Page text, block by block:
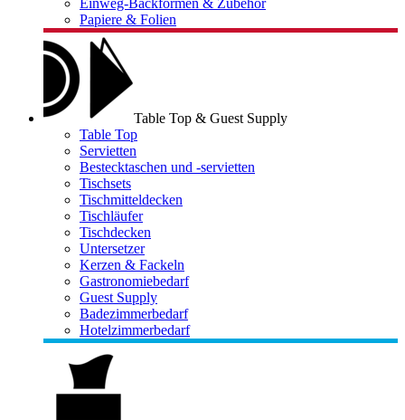
Einweg-Backformen & Zubehör
Papiere & Folien
Table Top & Guest Supply
Table Top
Servietten
Bestecktaschen und -servietten
Tischsets
Tischmitteldecken
Tischläufer
Tischdecken
Untersetzer
Kerzen & Fackeln
Gastronomiebedarf
Guest Supply
Badezimmerbedarf
Hotelzimmerbedarf